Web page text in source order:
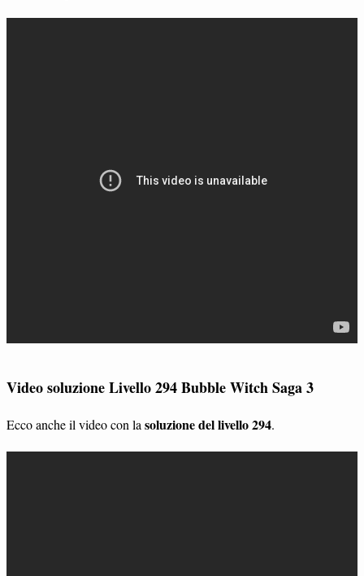
Video soluzione Livello 294 Bubble Witch Saga 3
Ecco anche il video con la soluzione del livello 294.